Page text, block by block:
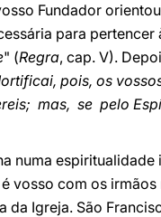
Fundador
para pertencer
" (Regra, cap. V).
pois, os
mas, se pelo
numa
vosso com os
Igreja. São